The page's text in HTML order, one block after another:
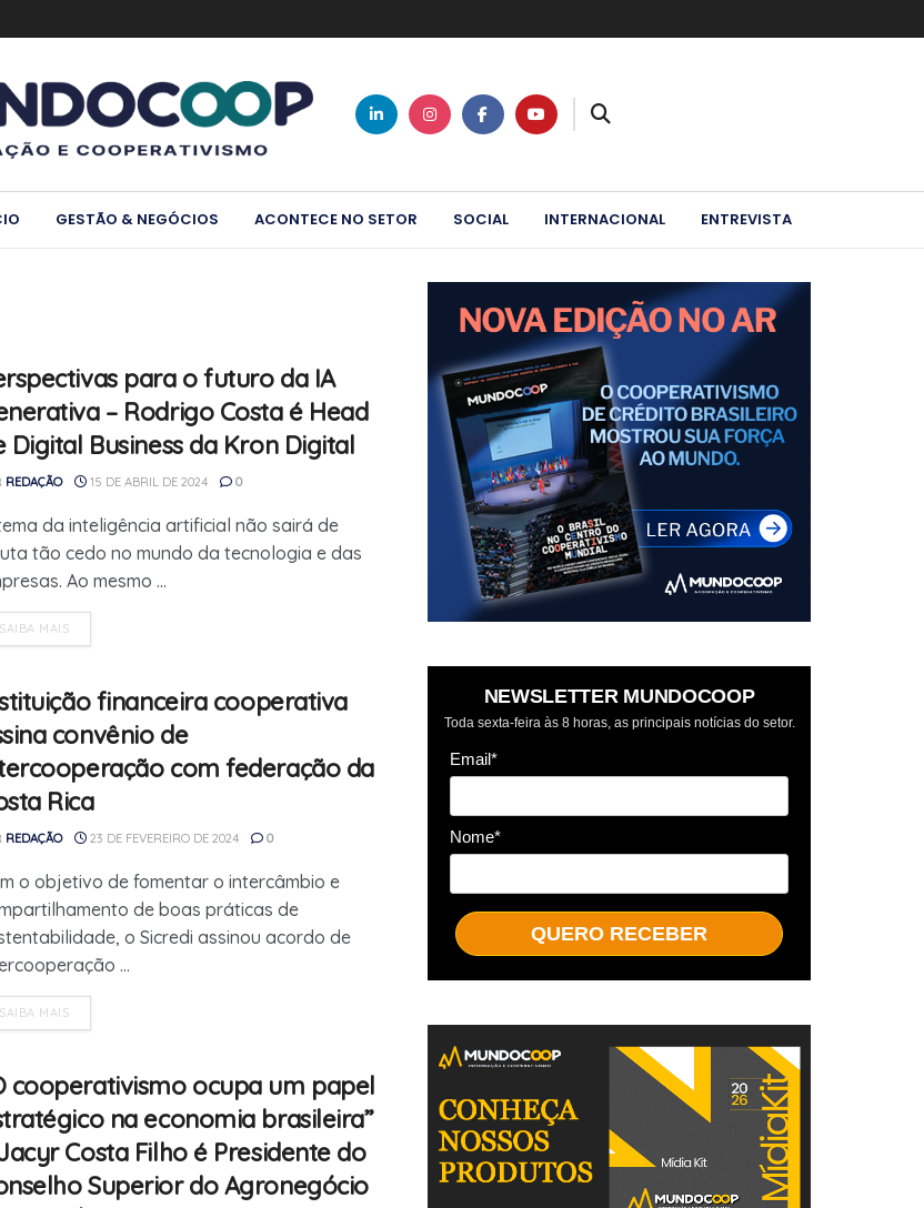
GESTÃO & NEGÓCIOS ACONTECE NO SETOR SOCIAL INTERNACIONAL ENTREVISTA
para o futuro da IA
– Rodrigo Costa é Head
Digital Business da Kron Digital
REDAÇÃO 15 DE ABRIL DE 2024 0
da inteligência artificial não sairá de
tão cedo no mundo da tecnologia e das
Ao mesmo ...
SAIBA MAIS
financeira cooperativa
convênio de
com federação da
Rica
REDAÇÃO 23 DE FEVEREIRO DE 2024 0
o objetivo de fomentar o intercâmbio e
de boas práticas de
o Sicredi assinou acordo de
...
SAIBA MAIS
cooperativismo ocupa um papel
na economia brasileira”
Costa Filho é Presidente do
Superior do Agronegócio
NEWSLETTER MUNDOCOOP
Toda sexta-feira às 8 horas, as principais notícias do setor.
Email*
Nome*
QUERO RECEBER